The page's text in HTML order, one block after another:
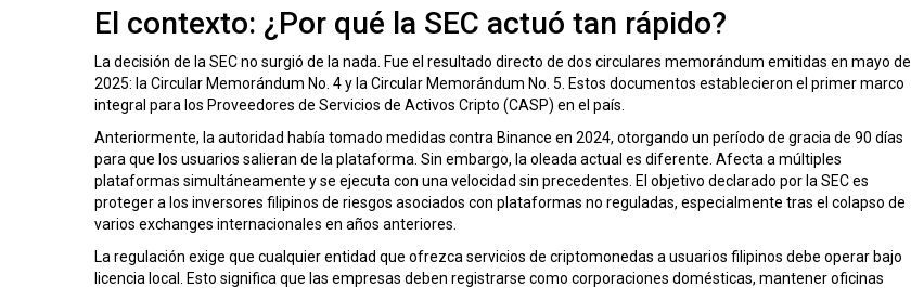
El contexto: ¿Por qué la SEC actuó tan rápido?
La decisión de la SEC no surgió de la nada. Fue el resultado directo de dos circulares memorándum emitidas en mayo de
2025: la Circular Memorándum No. 4y la Circular Memorándum No. 5 . Estos documentos establecieron el primer marco
integral para los Proveedores de Servicios de Activos Cripto (CASP) en el país.
Anteriormente, la autoridad había tomado medidas contra Binance en 2024, otorgando un período de gracia de 90 días
para que los usuarios salieran de la plataforma. Sin embargo, la oleada actual es diferente. Afecta a múltiples
plataformas simultáneamente y se ejecuta con una velocidad sin precedentes. El objetivo declarado por la SEC es
proteger a los inversores filipinos de riesgos asociados con plataformas no reguladas, especialmente tras el colapso de
varios exchanges internacionales en años anteriores.
La regulación exige que cualquier entidad que ofrezca servicios de criptomonedas a usuarios filipinos debe operar bajo
licencia local. Esto significa que las empresas deben registrarse como corporaciones domésticas, mantener oficinas